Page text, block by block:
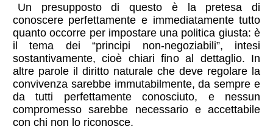
Un presupposto di questo è la pretesa di
conoscere perfettamente e immediatamente tutto
quanto occorre per impostare una politica giusta: è
il tema dei “principi non-negoziabili”, intesi
sostantivamente, cioè chiari fino al dettaglio. In
altre parole il diritto naturale che deve regolare la
convivenza sarebbe immutabilmente, da sempre e
da tutti perfettamente conosciuto, e nessun
compromesso sarebbe necessario e accettabile
con chi non lo riconosce.